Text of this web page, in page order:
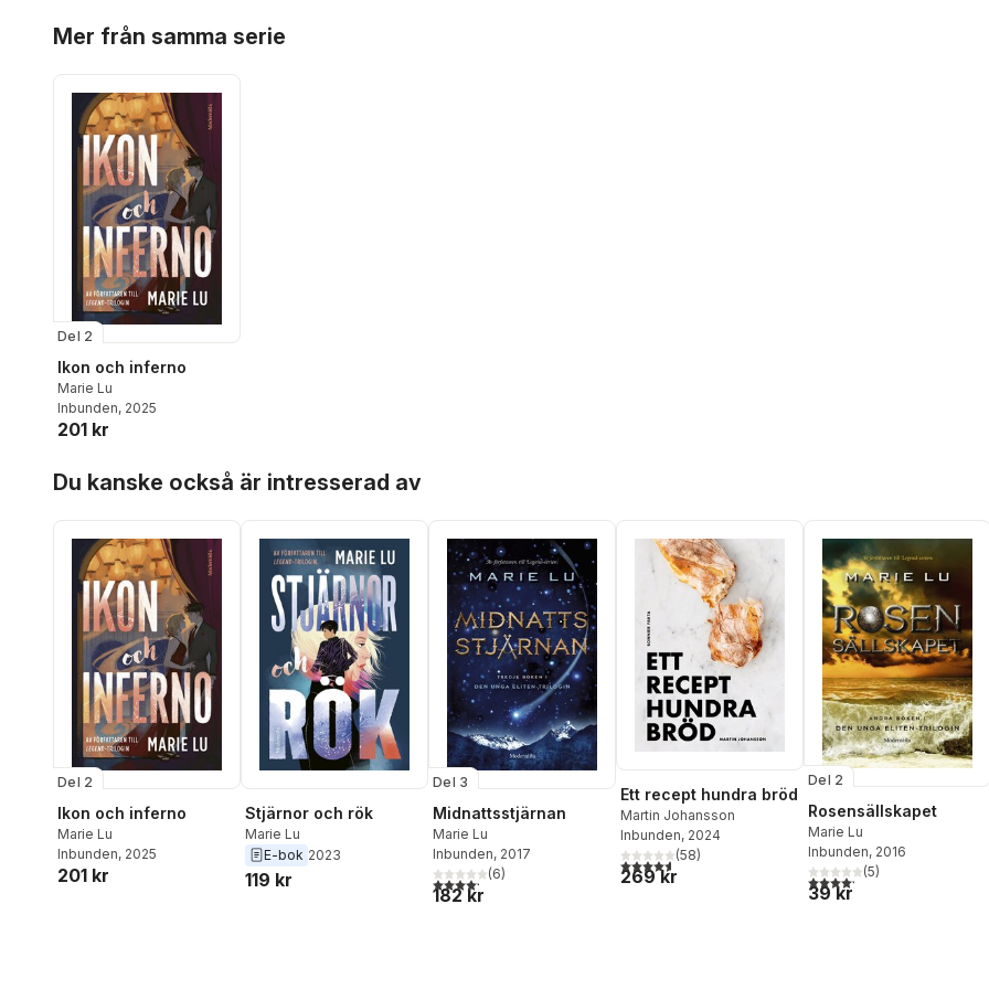
Mer från samma serie
Del 2
Ikon och inferno
Marie Lu
Inbunden, 2025
201 kr
Du kanske också är intresserad av
Del 2
Ikon och inferno
Marie Lu
Inbunden, 2025
201 kr
Stjärnor och rök
Marie Lu
E-bok 2023
119 kr
Del 3
Midnattsstjärnan
Marie Lu
Inbunden, 2017
4,2utav 5 stjärnor. Totalt antal röster:
(6)
182 kr
Ett recept hundra bröd
Martin Johansson
Inbunden, 2024
4,6utav 5 stjärnor. Totalt antal röster:
(58)
269 kr
Del 2
Rosensällskapet
Marie Lu
Inbunden, 2016
4,2utav 5 stjärnor. Totalt
(5)
39 kr